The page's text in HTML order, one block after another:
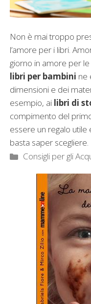
Non è mai troppo
l’amore per i libri.
giorno in amore per
libri per bambini ne
dimensioni e dei
esempio, ai libri di
compimento del
essere un regalo utile
basta saper scegliere.
Categorie
Consigli per gli